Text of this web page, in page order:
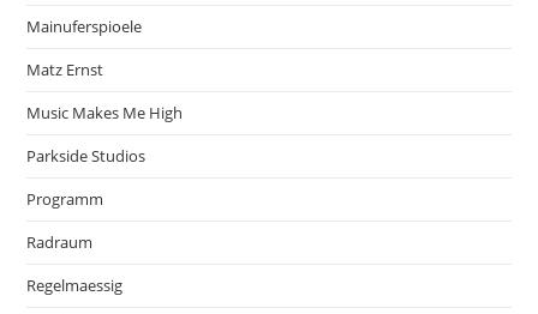
Mainuferspioele
Matz Ernst
Music Makes Me High
Parkside Studios
Programm
Radraum
Regelmaessig